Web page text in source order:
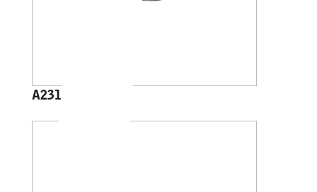
A2310N